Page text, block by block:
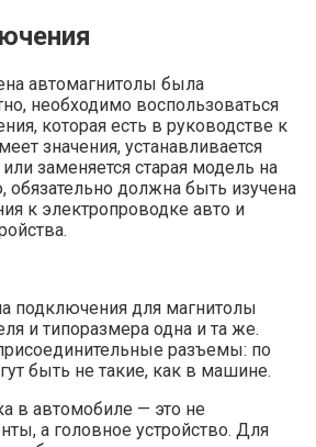
автомагнитолы была
необходимо воспользоваться
которая есть в руководстве к
значения, устанавливается
заменяется старая модель на
должна быть изучена
к электропроводке авто и
подключения для магнитолы
и типоразмера одна и та же.
разъемы: по
быть не такие, как в машине.
в автомобиле — это не
а головное устройство. Для